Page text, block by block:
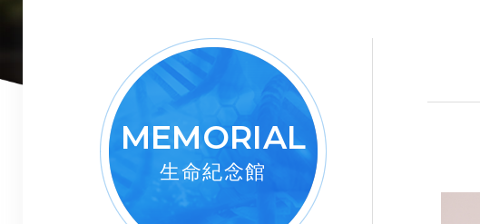
MEMORIAL
生命紀念館